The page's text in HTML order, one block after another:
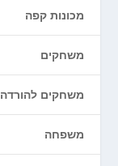
מכונות קפה
משחקים
משחקים להורדה
משפחה